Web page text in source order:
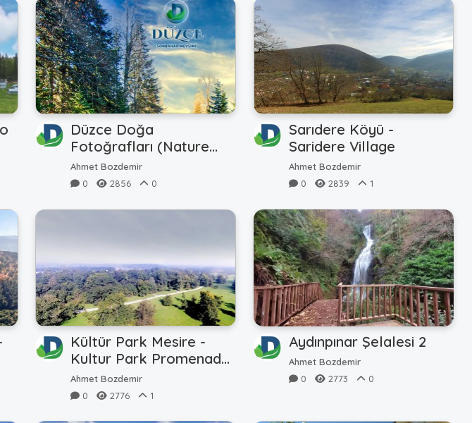
Düzce Doğa
Fotoğrafları (Nature
Photos)
Ahmet Bozdemir
0
2856 0
Sarıdere Köyü -
Saridere Village
Ahmet Bozdemir
0
2839 1
Kültür Park Mesire -
Kultur Park Promenade
(Hava - Air)
Ahmet Bozdemir
0
2776 1
Aydınpınar Şelalesi 2
Ahmet Bozdemir
0
2773 0